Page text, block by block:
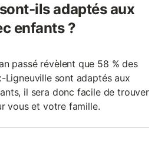
ils adaptés aux
enfants ?
passé révèlent que 58 % des
Ligneuville sont adaptés aux
il sera donc facile de trouver
vous et votre famille.